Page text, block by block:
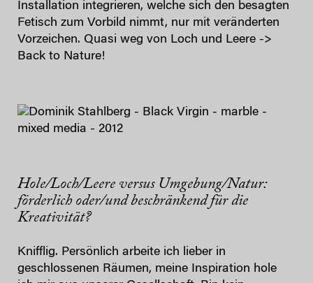
Installation integrieren, welche sich den besagten
Fetisch zum Vorbild nimmt, nur mit veränderten
Vorzeichen. Quasi weg von Loch und Leere ->
Back to Nature!
Hole/Loch/Leere versus Umgebung/Natur:
förderlich oder/und beschränkend für die
Kreativität?
Knifflig. Persönlich arbeite ich lieber in
geschlossenen Räumen, meine Inspiration hole